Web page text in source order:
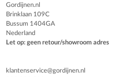
Gordijnen.nl
Brinklaan 109C
Bussum 1404GA
Nederland
Let op: geen retour/showroom adres
klantenservice@gordijnen.nl